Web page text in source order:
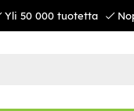
Yli 50 000 tuotetta